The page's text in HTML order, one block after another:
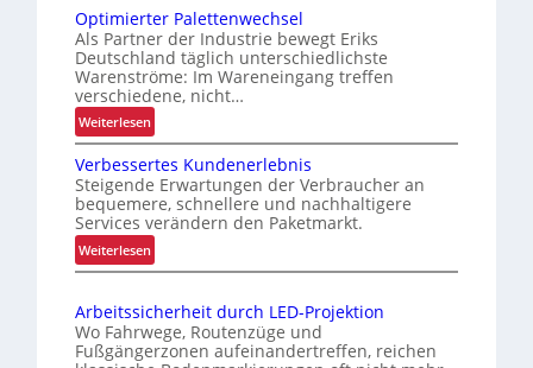
f
ü
r
u
i
c
h
Z
e
i
a
n
s
p
r
e
n
t
a
g
e
Optimierter Palettenwechsel
Als Partner der Industrie bewegt Eriks
Deutschland täglich unterschiedlichste
Warenströme: Im Wareneingang treffen
verschiedene, nicht…
Weiterlesen:
O
p
t
i
m
i
e
r
t
e
Verbessertes Kundenerlebnis
Steigende Erwartungen der Verbraucher an
bequemere, schnellere und nachhaltigere
Services verändern den Paketmarkt.
Weiterlesen:
V
r
b
e
Arbeitssicherheit durch LED-Projektion
Wo Fahrwege, Routenzüge und
Fußgängerzonen aufeinandertreffen, reichen